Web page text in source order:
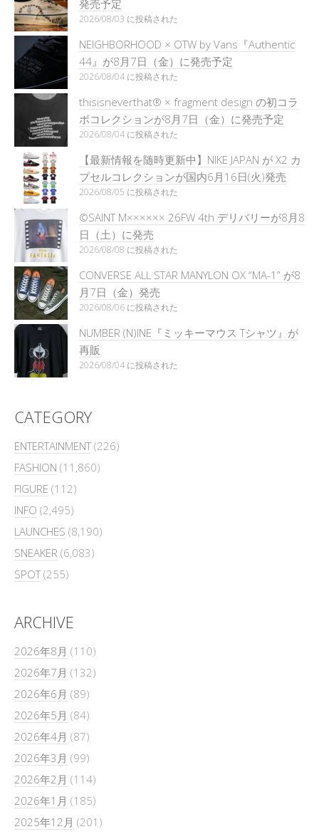
発売予定
2026/08/03 に投稿された
NEIGHBORHOOD × OTW by Vans『Authentic
44』が8月7日（金）に発売予定
2026/08/04 に投稿された
thisisneverthat® × fragment design の初コラ
ボコレクションが8月7日（金）に発売予定
2026/08/04 に投稿された
【最新情報を随時更新中】NIKE JAPAN が X2 カ
プセルコレクションが国内6月16日(火)発売
2026/08/05 に投稿された
©SAINT M×××××× 26FW 4th デリバリーが8月8
日（土）に発売
2026/08/08 に投稿された
CONVERSE ALL STAR MANYLON OX “MA-1” が8
月7日（金）発売
2026/08/06 に投稿された
NUMBER (N)INE『ミッキーマウス Tシャツ』が
再販
2026/08/04 に投稿された
CATEGORY
ENTERTAINMENT(226)
FASHION (11,860)
FIGURE (112)
INFO (2,495)
LAUNCHES (8,190)
SNEAKER (6,083)
SPOT(255)
ARCHIVE
2026年8月 (110)
2026年7月 (132)
2026年6月 (89)
2026年5月 (84)
2026年4月 (87)
2026年3月 (99)
2026年2月 (114)
2026年1月 (185)
2025年12月 (201)